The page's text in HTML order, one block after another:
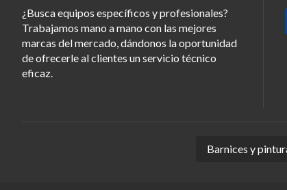
¿Busca equipos específicos y profesionales?
Trabajamos mano a mano con las mejores
marcas del mercado, dándonos la oportunidad
de ofrecerle al clientes un servicio técnico
eficaz.
Barnices y